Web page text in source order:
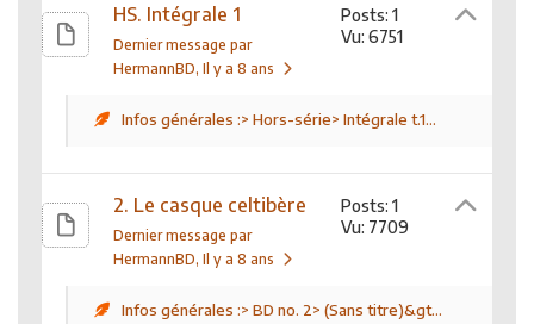
HS. Intégrale 1
Dernier message par
HermannBD, Il y a 8 ans
Posts: 1
Vu: 6751
Infos générales :> Hors-série> Intégrale t.1...
2. Le casque celtibère
Dernier message par
HermannBD, Il y a 8 ans
Posts: 1
Vu: 7709
Infos générales :> BD no. 2> (Sans titre)&gt...